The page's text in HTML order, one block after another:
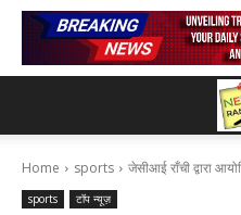
Home sports जेसीआई राँची द्वारा
sports टॉप न्यूज़